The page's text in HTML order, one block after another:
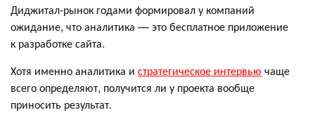
Диджитал-рынок годами формировал у компаний
ожидание, что аналитика — это бесплатное приложение
к разработке сайта.
Хотя именно аналитика и стратегическое интервью чаще
всего определяют, получится ли у проекта вообще
приносить результат.